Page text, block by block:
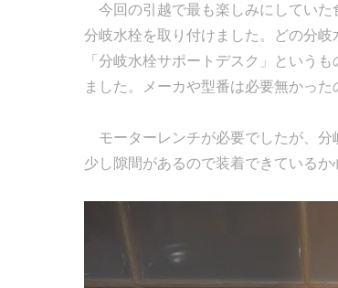
今回の引越で最も楽しみにしていた
分岐水栓を取り付けました。どの分
「分岐水栓サポートデスク」という
ました。メーカや型番は必要無かった
モーターレンチが必要でしたが、分
少し隙間があるので装着できている